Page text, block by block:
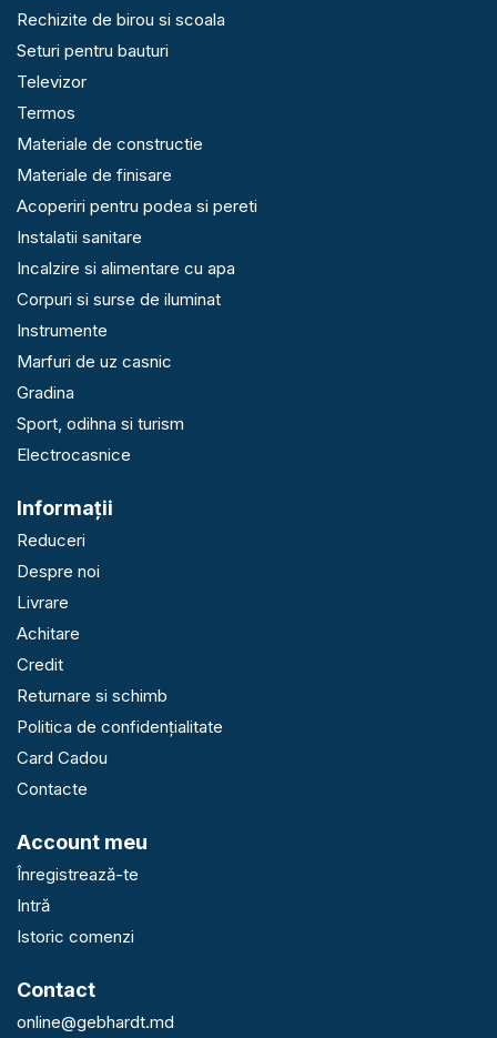
Rechizite de birou si scoala
Seturi pentru bauturi
Televizor
Termos
Materiale de constructie
Materiale de finisare
Acoperiri pentru podea si pereti
Instalatii sanitare
Incalzire si alimentare cu apa
Corpuri si surse de iluminat
Instrumente
Marfuri de uz casnic
Gradina
Sport, odihna si turism
Electrocasnice
Informaţii
Reduceri
Despre noi
Livrare
Achitare
Credit
Returnare si schimb
Politica de confidențialitate
Card Cadou
Contacte
Account meu
Înregistrează-te
Intră
Istoric comenzi
Contact
online@gebhardt.md